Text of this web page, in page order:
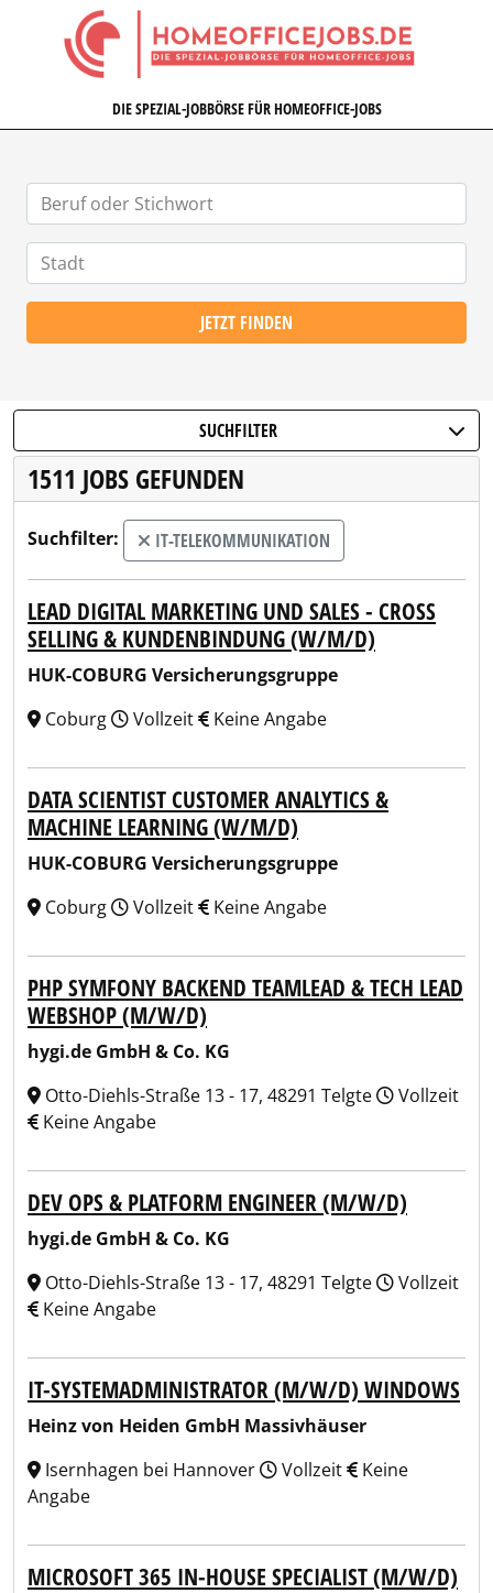
HOMEOFFICEJOBS.DE
DIE SPEZIAL-JOBBÖRSE FÜR HOMEOFFICE-JOBS
JETZT FINDEN
SUCHFILTER
1511 JOBS GEFUNDEN
Suchfilter: IT-TELEKOMMUNIKATION
LEAD DIGITAL MARKETING UND SALES - CROSS
SELLING & KUNDENBINDUNG (W/M/D)
HUK-COBURG Versicherungsgruppe
Coburg
Vollzeit Keine Angabe
DATA SCIENTIST CUSTOMER ANALYTICS &
MACHINE LEARNING (W/M/D)
HUK-COBURG Versicherungsgruppe
Coburg
Vollzeit Keine Angabe
PHP SYMFONY BACKEND TEAMLEAD & TECH LEAD
WEBSHOP (M/W/D)
hygi.de GmbH & Co. KG
Otto-Diehls-Straße 13 - 17, 48291 Telgte
Vollzeit
Keine Angabe
DEV OPS & PLATFORM ENGINEER (M/W/D)
hygi.de GmbH & Co. KG
Otto-Diehls-Straße 13 - 17, 48291 Telgte
Vollzeit
Keine Angabe
IT-SYSTEMADMINISTRATOR (M/W/D) WINDOWS
Heinz von Heiden GmbH Massivhäuser
Isernhagen bei Hannover
Vollzeit
Keine
Angabe
MICROSOFT 365 IN-HOUSE SPECIALIST (M/W/D)